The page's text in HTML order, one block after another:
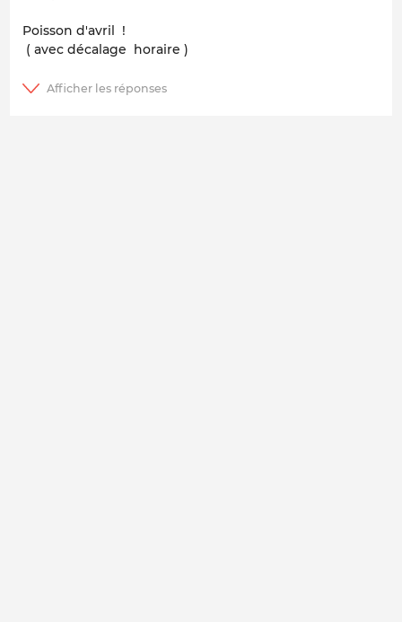
Poisson d'avril !
( avec décalage horaire )